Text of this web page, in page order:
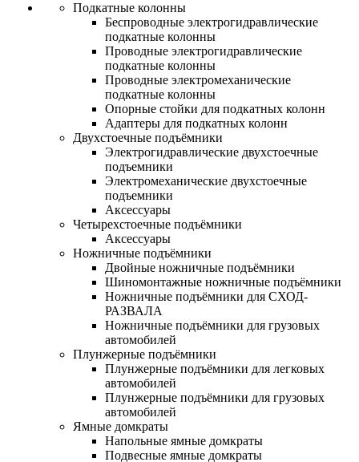
Подкатные колонны
Беспроводные электрогидравлические
подкатные колонны
Проводные электрогидравлические
подкатные колонны
Проводные электромеханические
подкатные колонны
Опорные стойки для подкатных колонн
Адаптеры для подкатных колонн
Двухстоечные подъёмники
Электрогидравлические двухстоечные
подъемники
Электромеханические двухстоечные
подъемники
Аксессуары
Четырехстоечные подъёмники
Аксессуары
Ножничные подъёмники
Двойные ножничные подъёмники
Шиномонтажные ножничные подъёмники
Ножничные подъёмники для СХОД-
РАЗВАЛА
Ножничные подъёмники для грузовых
автомобилей
Плунжерные подъёмники
Плунжерные подъёмники для легковых
автомобилей
Плунжерные подъёмники для грузовых
автомобилей
Ямные домкраты
Напольные ямные домкраты
Подвесные ямные домкраты